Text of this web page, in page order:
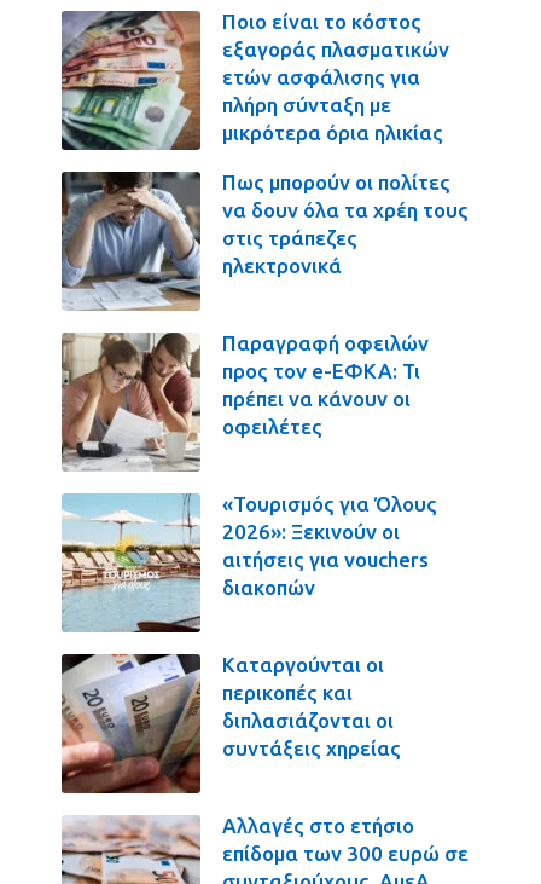
Ποιο είναι το κόστος
εξαγοράς πλασματικών
ετών ασφάλισης για
πλήρη σύνταξη με
μικρότερα όρια ηλικίας
Πως μπορούν οι πολίτες
να δουν όλα τα χρέη τους
στις τράπεζες
ηλεκτρονικά
Παραγραφή οφειλών
προς τον e-ΕΦΚΑ: Τι
πρέπει να κάνουν οι
οφειλέτες
«Τουρισμός για Όλους
2026»: Ξεκινούν οι
αιτήσεις για vouchers
διακοπών
Καταργούνται οι
περικοπές και
διπλασιάζονται οι
συντάξεις χηρείας
Αλλαγές στο ετήσιο
επίδομα των 300 ευρώ σε